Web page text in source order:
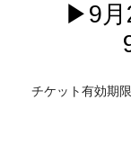
▶9月
チケット有効期